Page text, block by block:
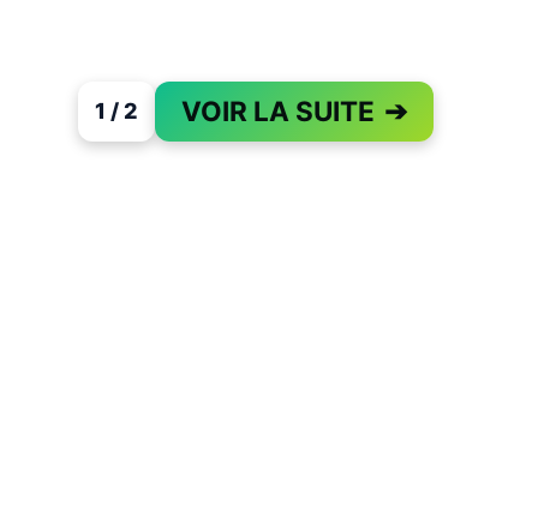
1 / 2 VOIR LA SUITE ➔
PAGE 1 OF 2